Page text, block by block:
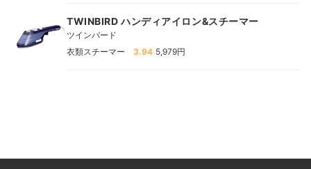
TWINBIRD ハンディアイロン&スチーマー
ツインバード
衣類スチーマー
3.94 5,979円